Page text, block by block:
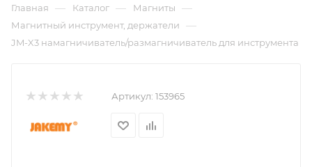
Главная — Каталог — Магниты —
Магнитный инструмент, держатели —
JM-X3 намагничиватель/размагничиватель для инструмента
Артикул: 153965